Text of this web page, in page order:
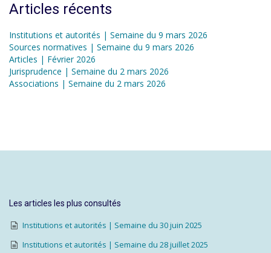
Articles récents
Institutions et autorités | Semaine du 9 mars 2026
Sources normatives | Semaine du 9 mars 2026
Articles | Février 2026
Jurisprudence | Semaine du 2 mars 2026
Associations | Semaine du 2 mars 2026
Les articles les plus consultés
Institutions et autorités | Semaine du 30 juin 2025
Institutions et autorités | Semaine du 28 juillet 2025